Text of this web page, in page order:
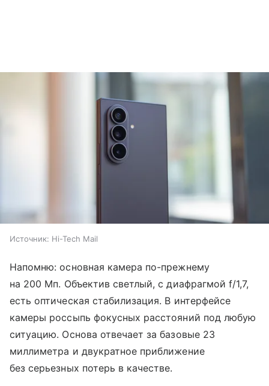
Источник: Hi-Tech Mail
Напомню: основная камера по-прежнему
на 200 Мп. Объектив светлый, с диафрагмой f/1,7,
есть оптическая стабилизация. В интерфейсе
камеры россыпь фокусных расстояний под любую
ситуацию. Основа отвечает за базовые 23
миллиметра и двукратное приближение
без серьезных потерь в качестве.